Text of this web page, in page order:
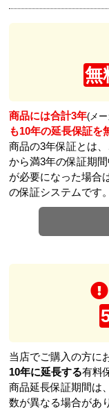
無
商品には合計3年(メ
も10年の延長保証を
商品の3年保証とは
から満3年の保証期
が必要になった場合
の保証システムです。
当店でご購入の方に
10年に延長する有料
商品延長保証期間は
数が異なる場合があ